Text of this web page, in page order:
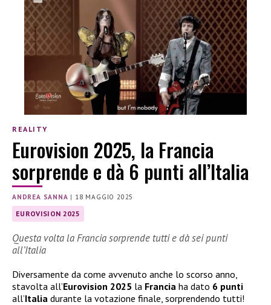
REALITY
Eurovision 2025, la Francia
sorprende e dà 6 punti all’Italia
ANDREA SANNA | 18 MAGGIO 2025
EUROVISION 2025
Questa volta la Francia sorprende tutti e dà sei punti
all’Italia
Diversamente da come avvenuto anche lo scorso anno,
stavolta all’Eurovision 2025 la Francia ha dato 6 punti
all’Italia durante la votazione finale, sorprendendo tutti!